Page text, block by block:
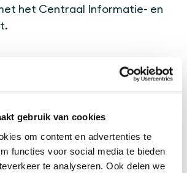
gebruik van cookies
om content en advertenties te
functies voor social media te bieden
te analyseren. Ook delen we
het Centraal Informatie- en